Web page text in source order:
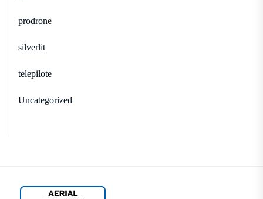
prodrone
silverlit
telepilote
Uncategorized